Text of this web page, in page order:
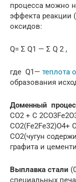
процесса можно
эффекта реакции
оксидов:
Q= Σ Q1 — Σ Q 2 ,
где Q1— теплота
образования
Доменный
CO2 + C
CO2(Fe2Fe32)O4+
CO2(чугун
графита и
Выплавка стали
специальных